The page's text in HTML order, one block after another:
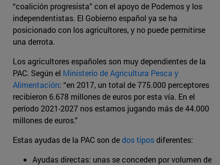
“coalición progresista” con el apoyo de Podemos y los
independentistas. El Gobierno español ya se ha
posicionado con los agricultores, y no puede permitirse
una derrota.
Los agricultores españoles son muy dependientes de la
PAC. Según el Ministerio de Agricultura Pesca y
Alimentación: “en 2017, un total de 775.000 perceptores
recibieron 6.678 millones de euros por esta vía. En el
período 2021-2027 nos estamos jugando más de 44.000
millones de euros.”
Estas ayudas de la PAC son dedos tiposdiferentes:
Ayudas directas: unas se conceden por volumen de